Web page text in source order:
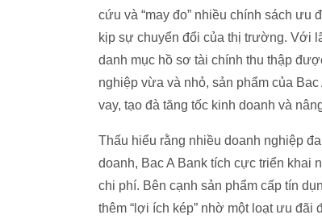
cứu và “may đo” nhiều chính sách
kịp sự chuyển đổi của thị trường. Với
danh mục hồ sơ tài chính thu thập
nghiệp vừa và nhỏ, sản phẩm của
vay, tạo đà tăng tốc kinh doanh và
Thấu hiểu rằng nhiều doanh nghiệp
doanh, Bac A Bank tích cực triển khai
chi phí. Bên cạnh sản phẩm cấp tín
thêm “lợi ích kép” nhờ một loạt ưu